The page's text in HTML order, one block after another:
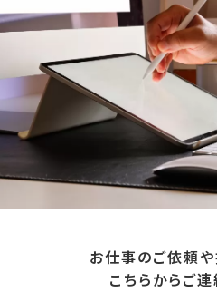
お仕事のご依頼や
こちらからご連